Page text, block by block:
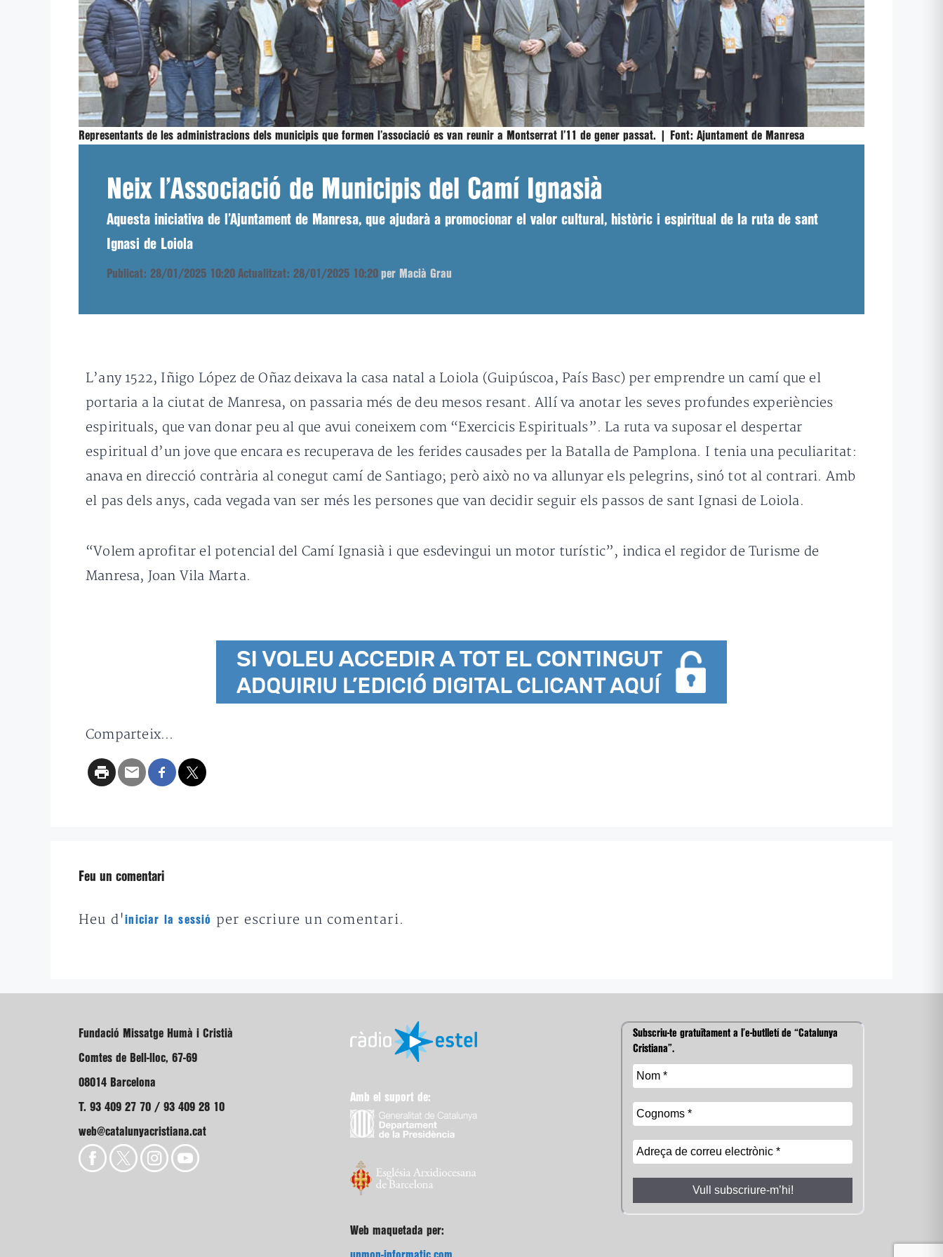
Representants de les administracions dels municipis que formen l’associació es van reunir a Montserrat l’11 de gener passat. | Font: Ajuntament de Manresa
Neix l’Associació de Municipis del Camí Ignasià
Aquesta iniciativa de l’Ajuntament de Manresa, que ajudarà a promocionar el valor cultural, històric i espiritual de la ruta de sant
Ignasi de Loiola
Publicat: 28/01/2025 10:20 Actualitzat: 28/01/2025 10:20 per Macià Grau
L’any 1522, Iñigo López de Oñaz deixava la casa natal a Loiola (Guipúscoa, País Basc) per emprendre un camí que el
portaria a la ciutat de Manresa, on passaria més de deu mesos resant. Allí va anotar les seves profundes experiències
espirituals, que van donar peu al que avui coneixem com “Exercicis Espirituals”. La ruta va suposar el despertar
espiritual d’un jove que encara es recuperava de les ferides causades per la Batalla de Pamplona. I tenia una peculiaritat:
anava en direcció contrària al conegut camí de Santiago; però això no va allunyar els pelegrins, sinó tot al contrari. Amb
el pas dels anys, cada vegada van ser més les persones que van decidir seguir els passos de sant Ignasi de Loiola.
“Volem aprofitar el potencial del Camí Ignasià i que esdevingui un motor turístic”, indica el regidor de Turisme de
Manresa, Joan Vila Marta.
Comparteix...
Feu un comentari
Heu d'iniciar la sessió per escriure un comentari.
Fundació Missatge Humà i Cristià
Comtes de Bell-lloc, 67-69
08014 Barcelona
T. 93 409 27 70 / 93 409 28 10
web@catalunyacristiana.cat
Amb el suport de:
Web maquetada per:
Subscriu-te gratuïtament a l’e-butlletí de “Catalunya
Cristiana”.